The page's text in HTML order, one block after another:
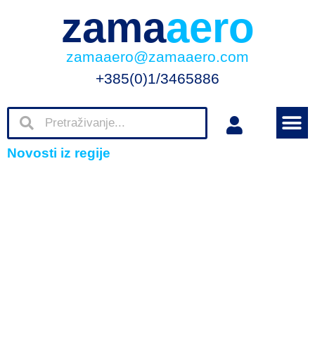
zamaaero
zamaaero@zamaaero.com
+385(0)1/3465886
Novosti iz regije